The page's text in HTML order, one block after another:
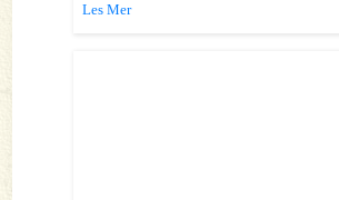
Les Mer